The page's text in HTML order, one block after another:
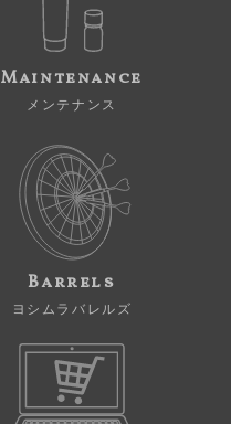
Maintenance
メンテナンス
Barrels
ヨシムラバレルズ